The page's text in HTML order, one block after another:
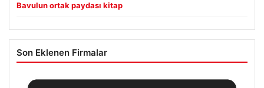
Bavulun ortak paydası kitap
Son Eklenen Firmalar